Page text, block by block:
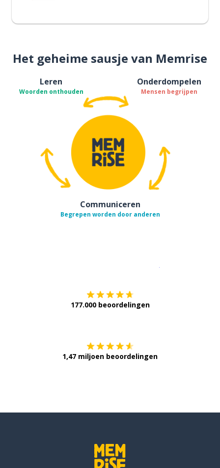
Het geheime sausje van Memrise
Leren
Woorden onthouden
Onderdompelen
Mensen begrijpen
Communiceren
Begrepen worden door anderen
177.000 beoordelingen
1,47 miljoen beoordelingen